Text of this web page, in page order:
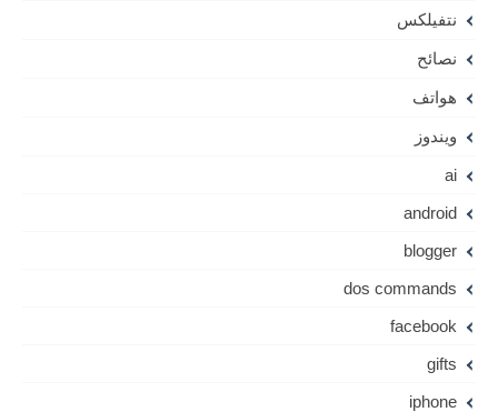
نتفيلكس
نصائح
هواتف
ويندوز
ai
android
blogger
dos commands
facebook
gifts
iphone